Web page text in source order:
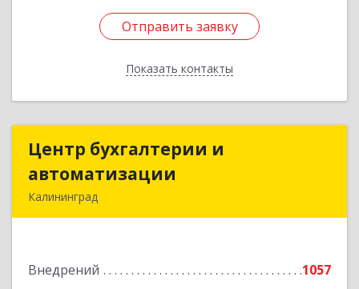
Отправить заявку
Показать контакты
Отправить заявку
Назад
Центр бухгалтерии и
автоматизации
Калининград
Внедрений
1057
Центр бухгалтерии и
Подробнее